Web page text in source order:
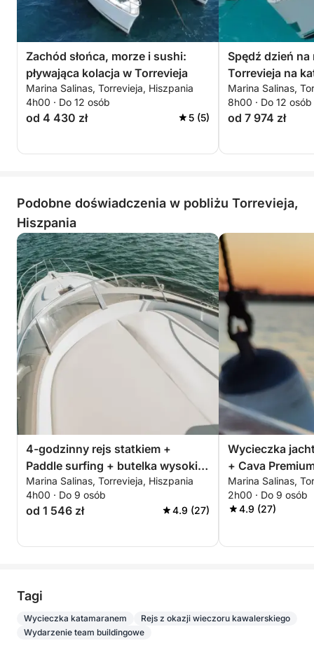
leniwego lunchu na morzu. Połączenie przestrzeni,
stabilności i atmosfery sprawia, że każda chwila jest
przyjemna, niezależnie od tego, czy świętujemy
specjalną okazję, czy po prostu cieszymy się
wspólnie spędzonym czasem.
Zachód słońca, morze i sushi:
pływająca kolacja w Torrevieja
Marina Salinas, Torrevieja, Hiszpania
4h00 · Do 12 osób
od 4 430 zł 5 (5)
Spędź dzień na
Torrevieja na
Marina Salinas,
8h00 · Do 12 osób
od 7 974 zł
Podobne doświadczenia w pobliżu Torrevieja,
Hiszpania
4-godzinny rejs statkiem +
Paddle surfing + butelka wysokiej
jakości cavy – ALL INCLUSIVE
Marina Salinas, Torrevieja, Hiszpania
4h00 · Do 9 osób
od 1 546 zł 4.9 (27)
Wycieczka
+ Cava
południu lub o
2 godziny - ALL
Marina Salinas,
2h00 · Do 9 osób
4.9 (27)
Tagi
Wycieczka katamaranem
Rejs z okazji wieczoru kawalerskiego
Wydarzenie team buildingowe